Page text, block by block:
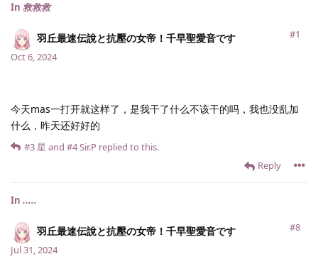
In 救救救
羽丘最速伝說と抗壓の女帝！千早聖愛音です
#1
Oct 6, 2024
今天mas一打开就这样了，是我干了什么不该干的吗，我也没乱加
什么，昨天还好好的
Reply
#3星 and #4Sir.​P replied to this.
In .....
羽丘最速伝說と抗壓の女帝！千早聖愛音です
#8
Jul 31, 2024